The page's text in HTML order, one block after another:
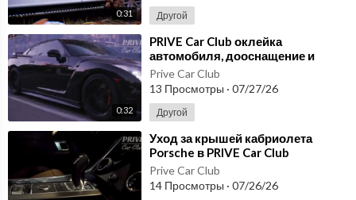
0:31 Другой
0:32
⁣PRIVE Car Club оклейка
автомобиля, дооснащение и
индивидуальный подход к
проекту privecarclub
Prive Car Club
13 Просмотры · 07/27/26
Другой
⁣Уход за крышей кабриолета
Porsche в PRIVE Car Club
детейлинг и защита без
компромиссов
Prive Car Club
14 Просмотры · 07/26/26